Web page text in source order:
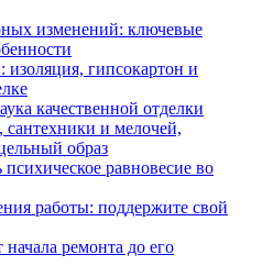
изменений: ключевые
изоляция, гипсокартон и
качественной отделки
и мелочей,
образ
равновесие во
работы: поддержите свой
ремонта до его